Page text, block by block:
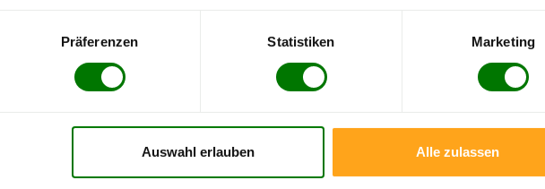
Präferenzen Statistiken Marketing
Auswahl erlauben Alle zulassen
direkt online bestellen
aktuellen Stand